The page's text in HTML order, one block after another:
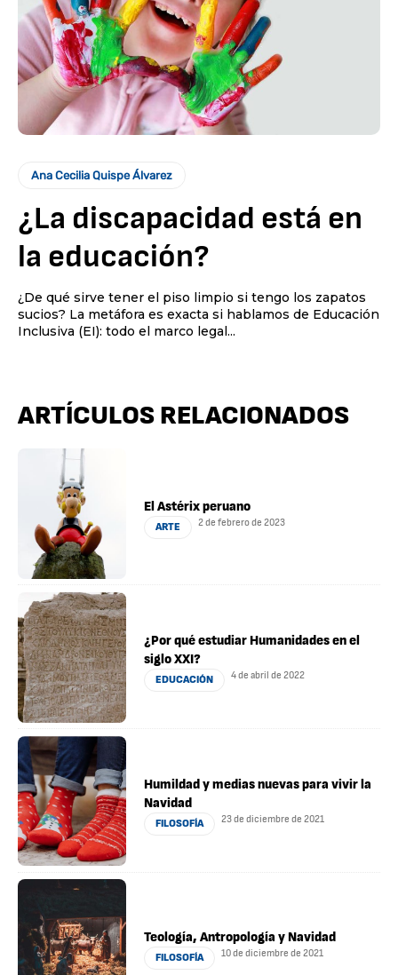
Ana Cecilia Quispe Álvarez
¿La discapacidad está en
la educación?
¿De qué sirve tener el piso limpio si tengo los zapatos
sucios? La metáfora es exacta si hablamos de Educación
Inclusiva (EI): todo el marco legal...
ARTÍCULOS RELACIONADOS
El Astérix peruano
ARTE 2 de febrero de 2023
¿Por qué estudiar Humanidades en el
siglo XXI?
EDUCACIÓN 4 de abril de 2022
Humildad y medias nuevas para vivir la
Navidad
FILOSOFÍA 23 de diciembre de 2021
Teología, Antropología y Navidad
FILOSOFÍA 10 de diciembre de 2021